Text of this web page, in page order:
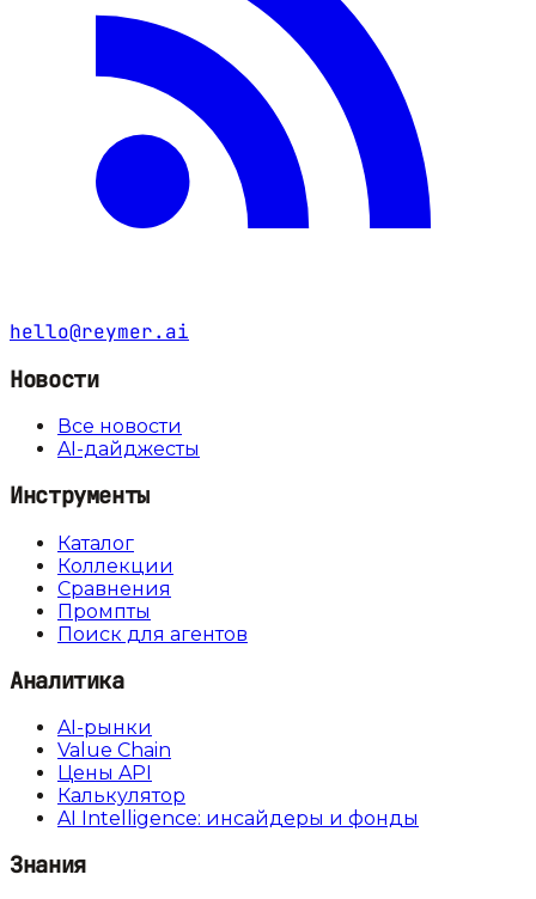
hello@reymer.ai
Новости
Все новости
AI-дайджесты
Инструменты
Каталог
Коллекции
Сравнения
Промпты
Поиск для агентов
Аналитика
AI-рынки
Value Chain
Цены API
Калькулятор
AI Intelligence: инсайдеры и фонды
Знания